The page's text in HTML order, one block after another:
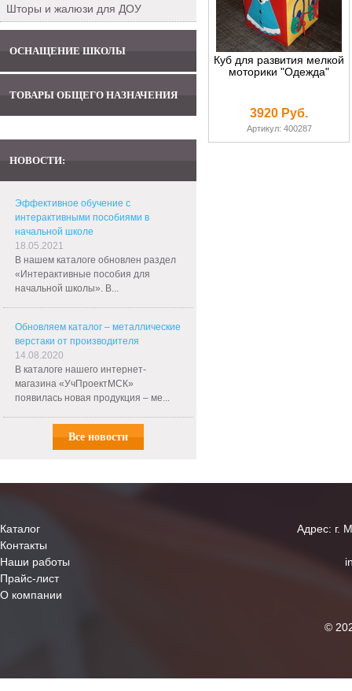
Шторы и жалюзи для ДОУ
ОСНАЩЕНИЕ ШКОЛЫ
ТОВАРЫ ОБЩЕГО НАЗНАЧЕНИЯ
НОВОСТИ:
Эффективное обучение с
интерактивными пособиями в
начальной школе
18.05.2021
В нашем каталоге обновлен раздел
«Интерактивные пособия для
начальной школы». В...
Обновляем каталог – металлические
верстаки от производителя
14.08.2020
В каталоге нашего интернет-
магазина «УчПроектМСК»
появилась новая продукция – ме...
Все новости
Куб для развития мелкой
моторики "Одежда"
3920 Руб.
Артикул: 400287
Каталог
Контакты
Наши работы
Прайс-лист
О компании
Адрес: г.
©